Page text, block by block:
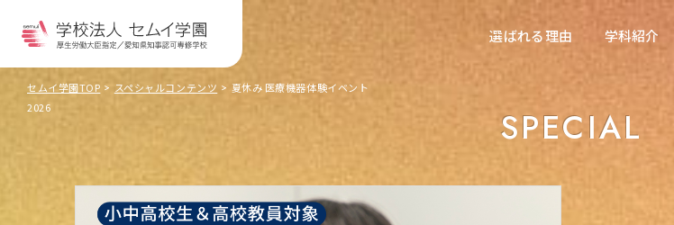
選ばれる理由 学科紹介
選ばれる理由 学科紹介
セムイ学園TOP スペシャルコンテンツ
夏休み 医療機器体験イベント
2026
SPECIAL